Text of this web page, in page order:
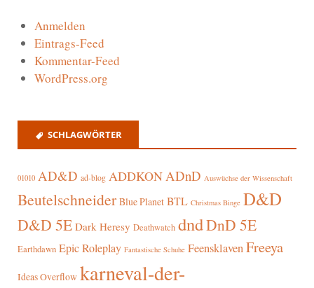
Anmelden
Eintrags-Feed
Kommentar-Feed
WordPress.org
SCHLAGWÖRTER
01010 AD&D ad-blog ADDKONADnD Auswüchse der Wissenschaft
Beutelschneider Blue Planet BTL Christmas Binge D&D
D&D 5E Dark Heresy Deathwatch dndDnD 5E
Earthdawn Epic Roleplay Fantastische Schuhe FeensklavenFreeya
Ideas Overflow karneval-der-